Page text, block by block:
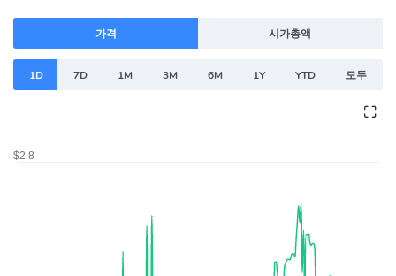
가격 시가총액
1D 7D 1M 3M 6M 1Y YTD 모두